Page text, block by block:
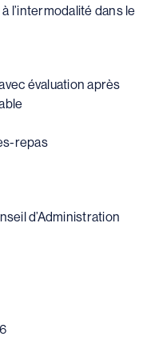
l’intermodalité dans le
évaluation après
repas
d’Administration